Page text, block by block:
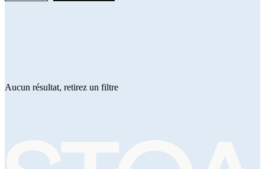
Aucun résultat, retirez un filtre